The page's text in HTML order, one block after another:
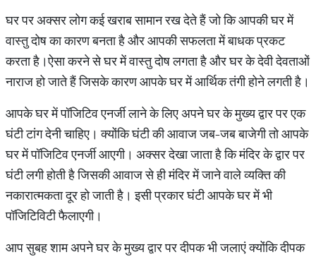
घर पर अक्सर लोग कई खराब सामान रख देते हैं जो कि आपकी घर में
वास्तु दोष का कारण बनता है और आपकी सफलता में बाधक प्रकट
करता है।ऐसा करने से घर में वास्तु दोष लगता है और घर के देवी देवताओं
नाराज हो जाते हैं जिसके कारण आपके घर में आर्थिक तंगी होने लगती है।
आपके घर में पॉजिटिव एनर्जी लाने के लिए अपने घर के मुख्य द्वार पर एक
घंटी टांग देनी चाहिए। क्योंकि घंटी की आवाज जब-जब बाजेगी तो आपके
घर में पॉजिटिव एनर्जी आएगी। अक्सर देखा जाता है कि मंदिर के द्वार पर
घंटी लगी होती है जिसकी आवाज से ही मंदिर में जाने वाले व्यक्ति की
नकारात्मकता दूर हो जाती है। इसी प्रकार घंटी आपके घर में भी
पॉजिटिविटी फैलाएगी।
आप सुबह शाम अपने घर के मुख्य द्वार पर दीपक भी जलाएं क्योंकि दीपक